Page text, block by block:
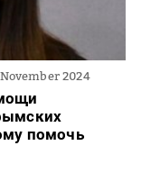
2024
помочь